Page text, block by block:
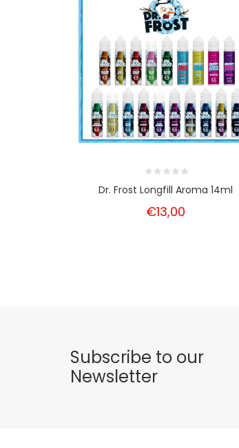
Dr. Frost Longfill Aroma 14ml
€13,00
Subscribe to our
Newsletter